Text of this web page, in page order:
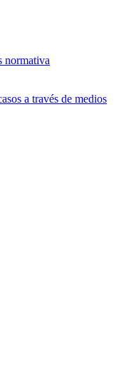
normativa
a través de medios